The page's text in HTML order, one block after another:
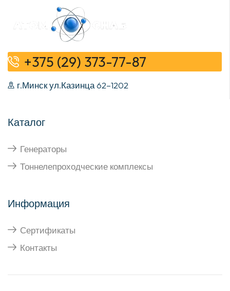
+375 (29) 373-77-87
г.Минск ул.Казинца 62–1202
Каталог
Генераторы
Тоннелепроходческие комплексы
Информация
Сертификаты
Контакты